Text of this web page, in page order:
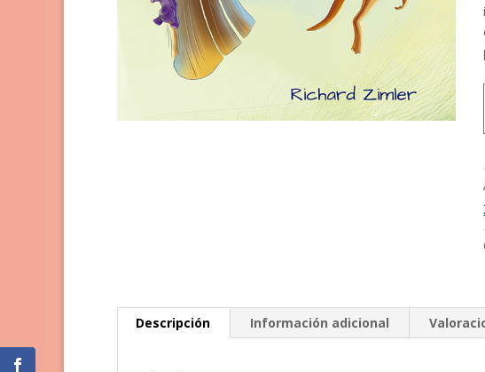
Descripción Información adicional